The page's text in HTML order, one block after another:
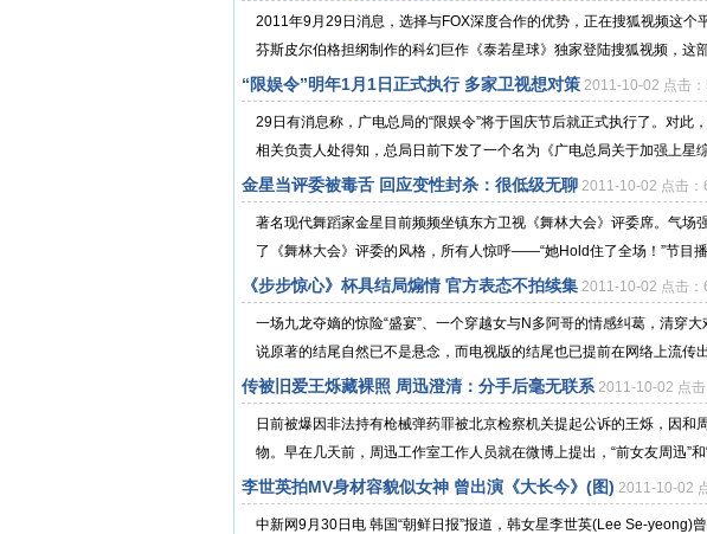
2011年9月29日消息，选择与FOX深度合作的优势，正在搜狐视频这个
芬斯皮尔伯格担纲制作的科幻巨作《泰若星球》独家登陆搜狐视频，这
“限娱令”明年1月1日正式执行 多家卫视想对策 2011-10-02 点击
29日有消息称，广电总局的“限娱令”将于国庆节后就正式执行了。对
相关负责人处得知，总局日前下发了一个名为《广电总局关于加强上星
金星当评委被毒舌 回应变性封杀：很低级无聊 2011-10-02 点击：
著名现代舞蹈家金星目前频频坐镇东方卫视《舞林大会》评委席。气场
了《舞林大会》评委的风格，所有人惊呼——“她Hold住了全场！”节目
《步步惊心》杯具结局煽情 官方表态不拍续集 2011-10-02 点击：
一场九龙夺嫡的惊险“盛宴”、一个穿越女与N多阿哥的情感纠葛，清穿
说原著的结尾自然已不是悬念，而电视版的结尾也已提前在网络上流传
传被旧爱王烁藏裸照 周迅澄清：分手后毫无联系 2011-10-02 点
日前被爆因非法持有枪械弹药罪被北京检察机关提起公诉的王烁，因和
物。早在几天前，周迅工作室工作人员就在微博上提出，“前女友周迅”和
李世英拍MV身材容貌似女神 曾出演《大长今》(图) 2011-10-02
中新网9月30日电 韩国“朝鲜日报”报道，韩女星李世英(Lee Se-yeong)